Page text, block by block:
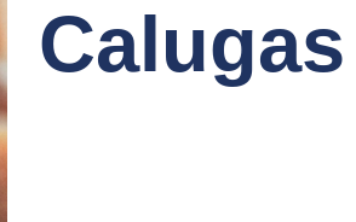
Calugas